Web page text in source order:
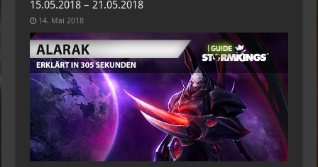
15.05.2018 – 21.05.2018
14. Mai 2018